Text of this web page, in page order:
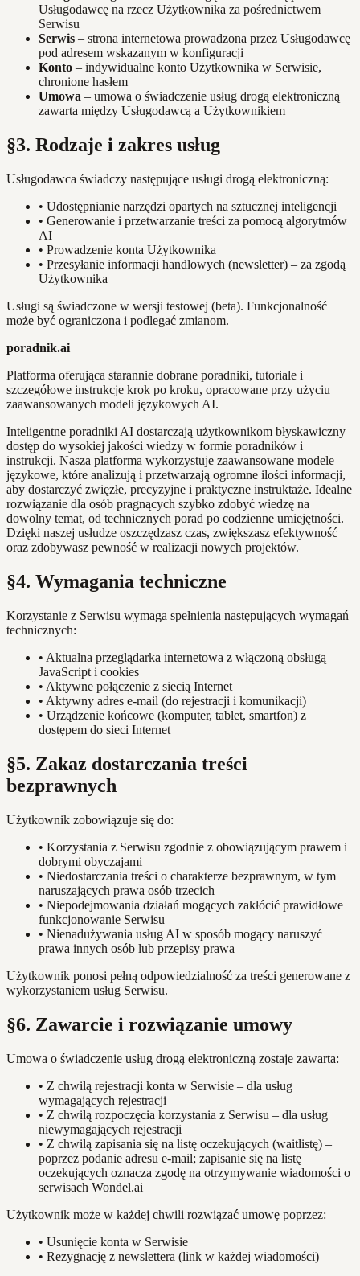
Usługodawcę na rzecz Użytkownika za pośrednictwem
Serwisu
Serwis – strona internetowa prowadzona przez Usługodawcę
pod adresem wskazanym w konfiguracji
Konto – indywidualne konto Użytkownika w Serwisie,
chronione hasłem
Umowa – umowa o świadczenie usług drogą elektroniczną
zawarta między Usługodawcą a Użytkownikiem
§3. Rodzaje i zakres usług
Usługodawca świadczy następujące usługi drogą elektroniczną:
• Udostępnianie narzędzi opartych na sztucznej inteligencji
• Generowanie i przetwarzanie treści za pomocą algorytmów
AI
• Prowadzenie konta Użytkownika
• Przesyłanie informacji handlowych (newsletter) – za zgodą
Użytkownika
Usługi są świadczone w wersji testowej (beta). Funkcjonalność
może być ograniczona i podlegać zmianom.
poradnik.ai
Platforma oferująca starannie dobrane poradniki, tutoriale i
szczegółowe instrukcje krok po kroku, opracowane przy użyciu
zaawansowanych modeli językowych AI.
Inteligentne poradniki AI dostarczają użytkownikom błyskawiczny
dostęp do wysokiej jakości wiedzy w formie poradników i
instrukcji. Nasza platforma wykorzystuje zaawansowane modele
językowe, które analizują i przetwarzają ogromne ilości informacji,
aby dostarczyć zwięzłe, precyzyjne i praktyczne instruktaże. Idealne
rozwiązanie dla osób pragnących szybko zdobyć wiedzę na
dowolny temat, od technicznych porad po codzienne umiejętności.
Dzięki naszej usłudze oszczędzasz czas, zwiększasz efektywność
oraz zdobywasz pewność w realizacji nowych projektów.
§4. Wymagania techniczne
Korzystanie z Serwisu wymaga spełnienia następujących wymagań
technicznych:
• Aktualna przeglądarka internetowa z włączoną obsługą
JavaScript i cookies
• Aktywne połączenie z siecią Internet
• Aktywny adres e-mail (do rejestracji i komunikacji)
• Urządzenie końcowe (komputer, tablet, smartfon) z
dostępem do sieci Internet
§5. Zakaz dostarczania treści
bezprawnych
Użytkownik zobowiązuje się do:
• Korzystania z Serwisu zgodnie z obowiązującym prawem i
dobrymi obyczajami
• Niedostarczania treści o charakterze bezprawnym, w tym
naruszających prawa osób trzecich
• Niepodejmowania działań mogących zakłócić prawidłowe
funkcjonowanie Serwisu
• Nienadużywania usług AI w sposób mogący naruszyć
prawa innych osób lub przepisy prawa
Użytkownik ponosi pełną odpowiedzialność za treści generowane z
wykorzystaniem usług Serwisu.
§6. Zawarcie i rozwiązanie umowy
Umowa o świadczenie usług drogą elektroniczną zostaje zawarta:
• Z chwilą rejestracji konta w Serwisie – dla usług
wymagających rejestracji
• Z chwilą rozpoczęcia korzystania z Serwisu – dla usług
niewymagających rejestracji
• Z chwilą zapisania się na listę oczekujących (waitlistę) –
poprzez podanie adresu e-mail; zapisanie się na listę
oczekujących oznacza zgodę na otrzymywanie wiadomości o
serwisach Wondel.ai
Użytkownik może w każdej chwili rozwiązać umowę poprzez:
• Usunięcie konta w Serwisie
• Rezygnację z newslettera (link w każdej wiadomości)